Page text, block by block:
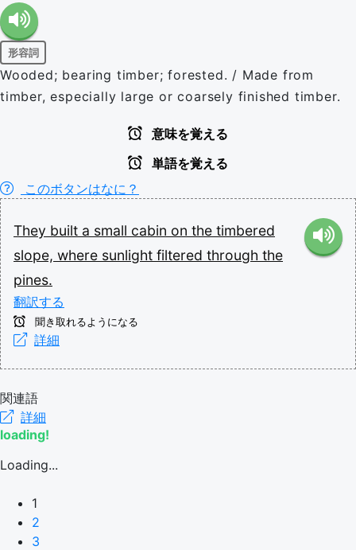
形容詞
Wooded; bearing timber; forested. / Made from
timber, especially large or coarsely finished timber.
意味を覚える
単語を覚える
このボタンはなに？
They built a small cabin on the timbered
slope, where sunlight filtered through the
pines.
翻訳する
聞き取れるようになる
詳細
関連語
詳細
loading!
Loading...
1
2
3